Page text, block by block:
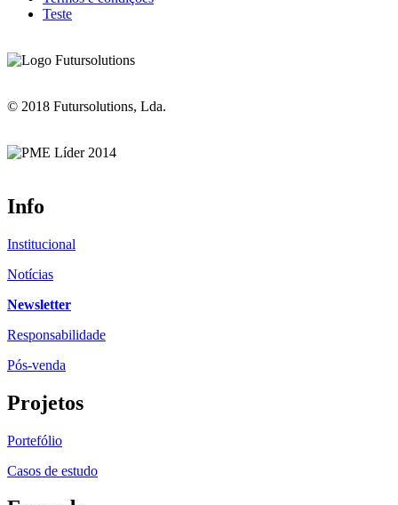
Teste
© 2018 Futursolutions, Lda.
Info
Institucional
Notícias
Newsletter
Responsabilidade
Pós-venda
Projetos
Portefólio
Casos de estudo